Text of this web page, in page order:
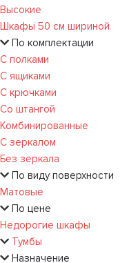
Высокие
Шкафы 50 см шириной
По комплектации
С полками
С ящиками
С крючками
Со штангой
Комбинированные
С зеркалом
Без зеркала
По виду поверхности
Матовые
По цене
Недорогие шкафы
Тумбы
Назначение